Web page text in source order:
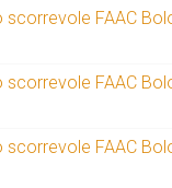
scorrevole FAAC
scorrevole FAAC
scorrevole FAAC